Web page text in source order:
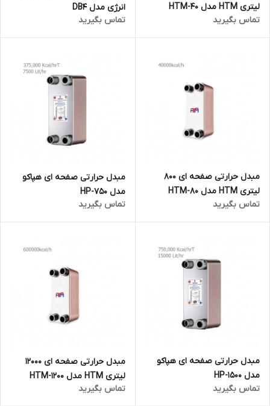
لیتری HTM مدل HTM-40
تماس بگیرید
انرژی مدل DB4
تماس بگیرید
مبدل حرارتی صفحه ای 800
لیتری HTM مدل HTM-80
تماس بگیرید
مبدل حرارتی صفحه ای هپاکو
مدل HP-750
تماس بگیرید
مبدل حرارتی صفحه ای هپاکو
مدل HP-1500
تماس بگیرید
مبدل حرارتی صفحه ای 12000
لیتری HTM مدل HTM-1200
تماس بگیرید